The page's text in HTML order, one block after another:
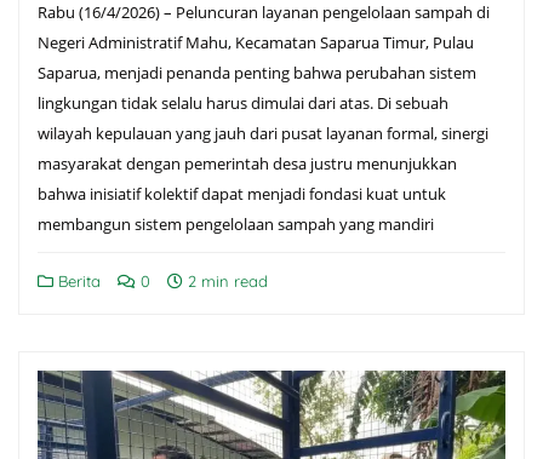
Rabu (16/4/2026) – Peluncuran layanan pengelolaan sampah di
Negeri Administratif Mahu, Kecamatan Saparua Timur, Pulau
Saparua, menjadi penanda penting bahwa perubahan sistem
lingkungan tidak selalu harus dimulai dari atas. Di sebuah
wilayah kepulauan yang jauh dari pusat layanan formal, sinergi
masyarakat dengan pemerintah desa justru menunjukkan
bahwa inisiatif kolektif dapat menjadi fondasi kuat untuk
membangun sistem pengelolaan sampah yang mandiri
Berita 0 2 min read